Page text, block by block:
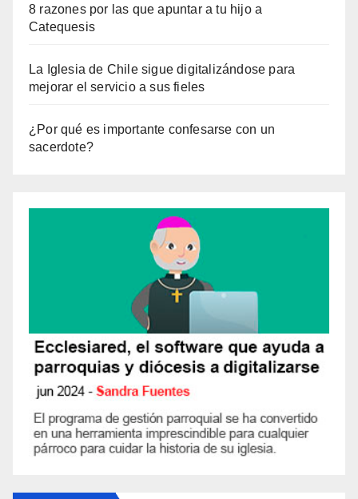
8 razones por las que apuntar a tu hijo a
Catequesis
La Iglesia de Chile sigue digitalizándose para
mejorar el servicio a sus fieles
¿Por qué es importante confesarse con un
sacerdote?